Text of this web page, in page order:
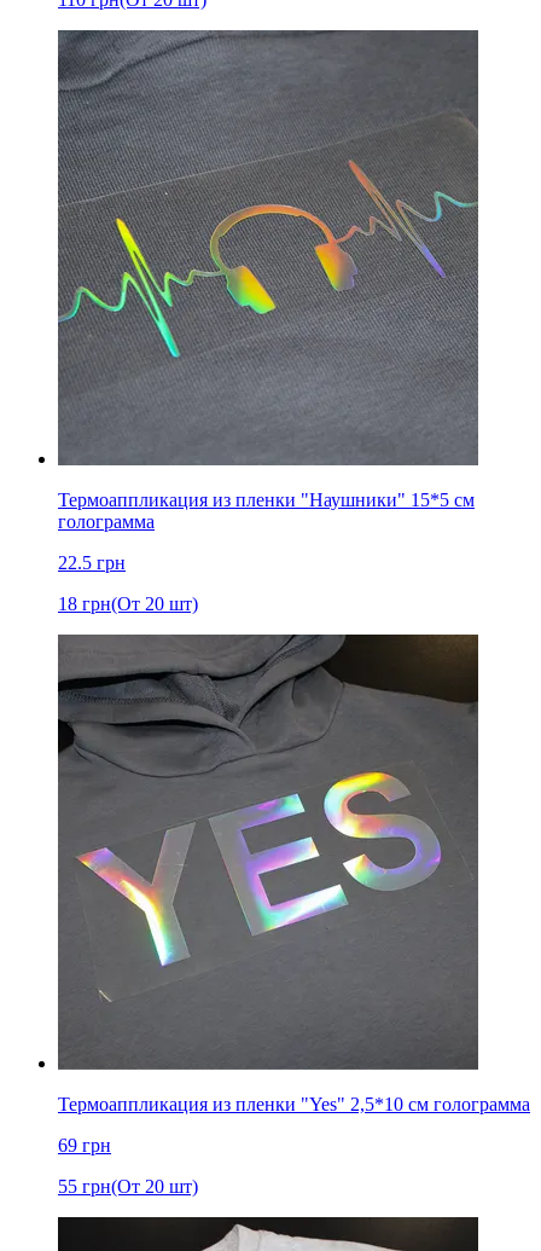
Термоаппликация из пленки "Наушники" 15*5 см
голограмма
22.5 грн
18 грн(От 20 шт)
Термоаппликация из пленки "Yes" 2,5*10 см голограмма
69 грн
55 грн(От 20 шт)